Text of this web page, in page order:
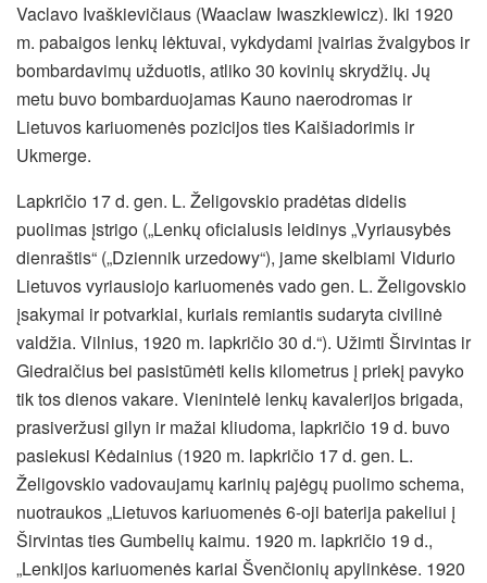
Vaclavo Ivaškievičiaus (Waaclaw Iwaszkiewicz). Iki 1920
m. pabaigos lenkų lėktuvai, vykdydami įvairias žvalgybos ir
bombardavimų užduotis, atliko 30 kovinių skrydžių. Jų
metu buvo bombarduojamas Kauno naerodromas ir
Lietuvos kariuomenės pozicijos ties Kaišiadorimis ir
Ukmerge.
Lapkričio 17 d. gen. L. Želigovskio pradėtas didelis
puolimas įstrigo („Lenkų oficialusis leidinys „Vyriausybės
dienraštis“ („Dziennik urzedowy“), jame skelbiami Vidurio
Lietuvos vyriausiojo kariuomenės vado gen. L. Želigovskio
įsakymai ir potvarkiai, kuriais remiantis sudaryta civilinė
valdžia. Vilnius, 1920 m. lapkričio 30 d.“). Užimti Širvintas ir
Giedraičius bei pasistūmėti kelis kilometrus į priekį pavyko
tik tos dienos vakare. Vienintelė lenkų kavalerijos brigada,
prasiveržusi gilyn ir mažai kliudoma, lapkričio 19 d. buvo
pasiekusi Kėdainius (1920 m. lapkričio 17 d. gen. L.
Želigovskio vadovaujamų karinių pajėgų puolimo schema,
nuotraukos „Lietuvos kariuomenės 6-oji baterija pakeliui į
Širvintas ties Gumbelių kaimu. 1920 m. lapkričio 19 d.,
„Lenkijos kariuomenės kariai Švenčionių apylinkėse. 1920